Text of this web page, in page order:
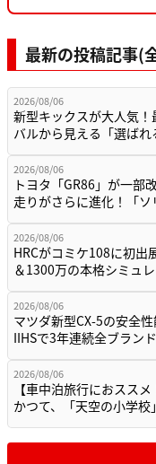
最新の投稿記事(
2026/08/06
新型キックスが大人気
バルから見える「選ばれ
2026/08/06
トヨタ「GR86」が一部
走りがさらに進化！「
2026/08/06
HRCがコミケ108に初出
＆1300万の本格シミュ
2026/08/06
マツダ新型CX-5の安全
IIHSで3年連続全ブラン
2026/08/06
【車中泊旅行におススメ
かつて、「天空の小学